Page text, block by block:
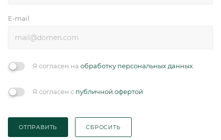
E-mail
Я согласен на обработку персональных данных
Я согласен с публичной офертой
ОТПРАВИТЬ СБРОСИТЬ